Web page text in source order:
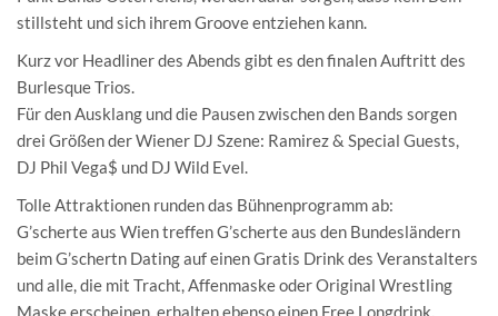
stillsteht und sich ihrem Groove entziehen kann.
Kurz vor Headliner des Abends gibt es den finalen Auftritt des
Burlesque Trios.
Für den Ausklang und die Pausen zwischen den Bands sorgen
drei Größen der Wiener DJ Szene: Ramirez & Special Guests,
DJ Phil Vega$ und DJ Wild Evel.
Tolle Attraktionen runden das Bühnenprogramm ab:
G’scherte aus Wien treffen G’scherte aus den Bundesländern
beim G’schertn Dating auf einen Gratis Drink des Veranstalters
und alle, die mit Tracht, Affenmaske oder Original Wrestling
Maske erscheinen, erhalten ebenso einen Free Longdrink.